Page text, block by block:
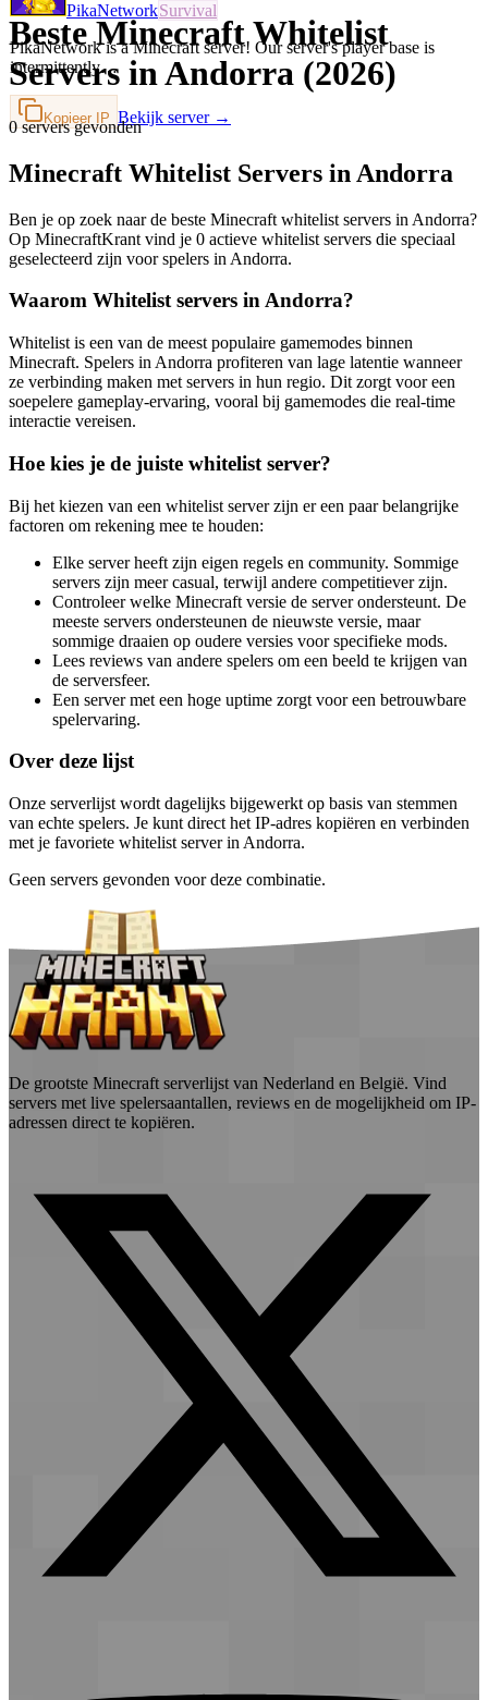
PikaNetworkSurvival
PikaNetwork is a Minecraft server! Our server's player base is
intermittently…
Kopieer IP Bekijk server →
Beste Minecraft Whitelist
Servers in Andorra (2026)
0 servers gevonden
Minecraft Whitelist Servers in Andorra
Ben je op zoek naar de beste Minecraft whitelist servers in Andorra?
Op MinecraftKrant vind je 0 actieve whitelist servers die speciaal
geselecteerd zijn voor spelers in Andorra.
Waarom Whitelist servers in Andorra?
Whitelist is een van de meest populaire gamemodes binnen
Minecraft. Spelers in Andorra profiteren van lage latentie wanneer
ze verbinding maken met servers in hun regio. Dit zorgt voor een
soepelere gameplay-ervaring, vooral bij gamemodes die real-time
interactie vereisen.
Hoe kies je de juiste whitelist server?
Bij het kiezen van een whitelist server zijn er een paar belangrijke
factoren om rekening mee te houden:
Elke server heeft zijn eigen regels en community. Sommige
servers zijn meer casual, terwijl andere competitiever zijn.
Controleer welke Minecraft versie de server ondersteunt. De
meeste servers ondersteunen de nieuwste versie, maar
sommige draaien op oudere versies voor specifieke mods.
Lees reviews van andere spelers om een beeld te krijgen van
de serversfeer.
Een server met een hoge uptime zorgt voor een betrouwbare
spelervaring.
Over deze lijst
Onze serverlijst wordt dagelijks bijgewerkt op basis van stemmen
van echte spelers. Je kunt direct het IP-adres kopiëren en verbinden
met je favoriete whitelist server in Andorra.
Geen servers gevonden voor deze combinatie.
De grootste Minecraft serverlijst van Nederland en België. Vind
servers met live spelersaantallen, reviews en de mogelijkheid om IP-
adressen direct te kopiëren.